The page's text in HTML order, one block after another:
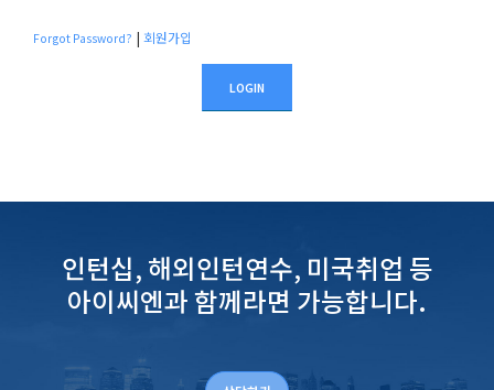
Forgot Password? | 회원가입
LOGIN
인턴십, 해외인턴연수, 미국취업 등
아이씨엔과 함께라면 가능합니다.